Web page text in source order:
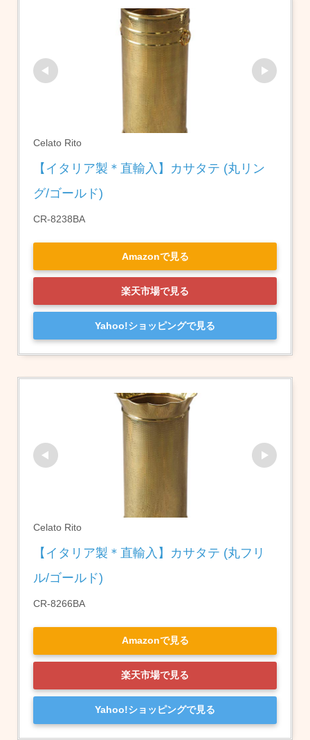
Celato Rito
【イタリア製＊直輸入】カサタテ (丸リン
グ/ゴールド)
CR-8238BA
Amazonで見る
楽天市場で見る
Yahoo!ショッピングで見る
Celato Rito
【イタリア製＊直輸入】カサタテ (丸フリ
ル/ゴールド)
CR-8266BA
Amazonで見る
楽天市場で見る
Yahoo!ショッピングで見る